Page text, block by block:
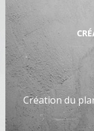
Création du